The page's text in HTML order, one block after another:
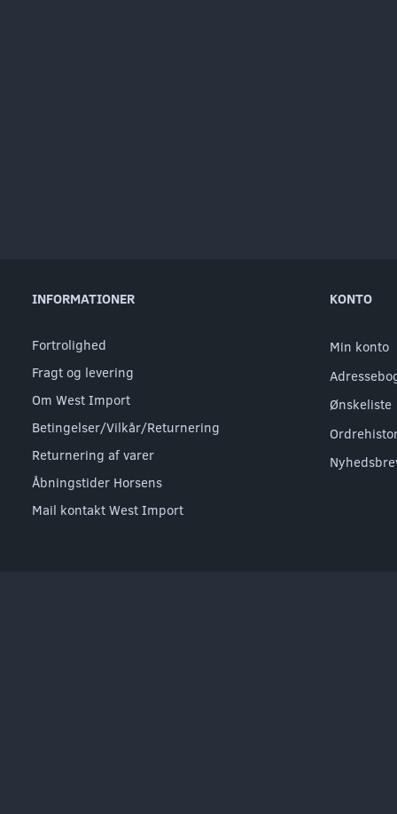
INFORMATIONER
Fortrolighed
Fragt og levering
Om West Import
Betingelser/Vilkår/Returnering
Returnering af varer
Åbningstider Horsens
Mail kontakt West Import
KONTO
Min konto
Ønskeliste